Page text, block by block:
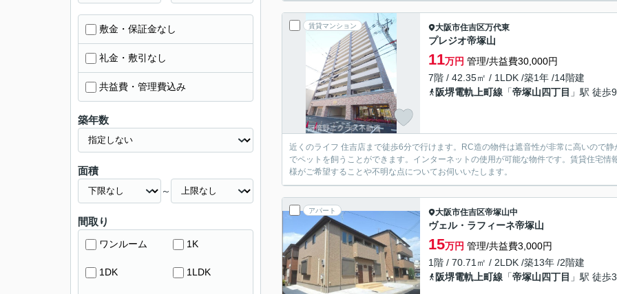
賃貸マンション 大阪市住吉区万代東
プレジオ帝塚山
11万円 管理/共益費30,000円
7階 / 42.35㎡ / 1LDK /築1年 /14階建
阪堺電軌上町線 「帝塚山四丁目 」駅 徒歩
近くのライフ 住吉店まで徒歩6分で行けます。RC造の物件は遮音性が非常に高いので
でペットを飼うことができます。インターネットの使用が可能な物件です。賃貸住宅
様がご希望することや不明な点についてお伺いいたします。
アパート 大阪市住吉区帝塚山中
ヴェル・ラフィーネ帝塚山
15万円 管理/共益費3,000円
1階 / 70.71㎡ / 2LDK /築13年 /2階建
阪堺電軌上町線 「帝塚山四丁目 」駅 徒歩
敷金・保証金なし
礼金・敷引なし
共益費・管理費込み
築年数
面積
～
間取り
ワンルーム 1K
1DK 1LDK